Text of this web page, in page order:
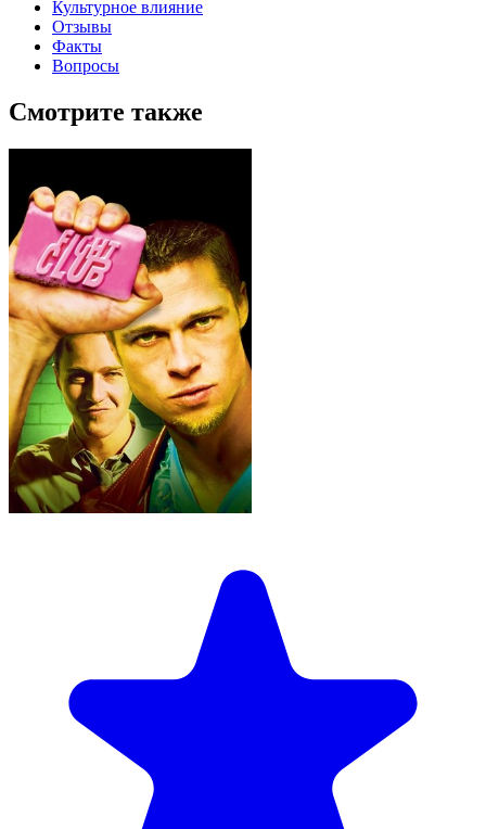
Культурное влияние
Отзывы
Факты
Вопросы
Смотрите также